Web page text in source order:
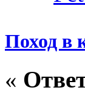
Поход в
«